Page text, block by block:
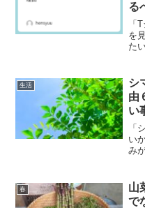
る
「
を
た
が
や
生活
シ
由
い
「
い
み
環
も
春
山
で